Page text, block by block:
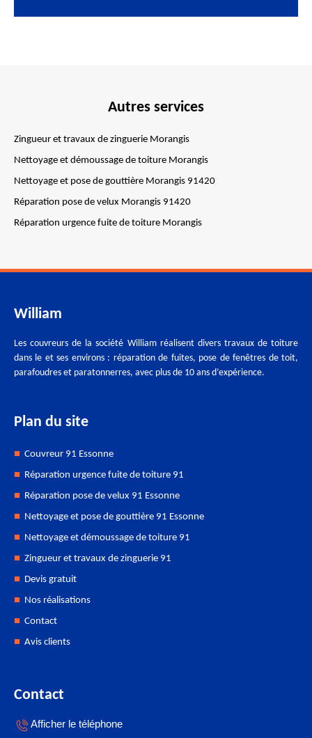
Autres services
Zingueur et travaux de zinguerie Morangis
Nettoyage et démoussage de toiture Morangis
Nettoyage et pose de gouttière Morangis 91420
Réparation pose de velux Morangis 91420
Réparation urgence fuite de toiture Morangis
William
Les couvreurs de la société William réalisent divers travaux de toiture
dans le et ses environs : réparation de fuites, pose de fenêtres de toit,
parafoudres et paratonnerres, avec plus de 10 ans d’expérience.
Plan du site
Couvreur 91 Essonne
Réparation urgence fuite de toiture 91
Réparation pose de velux 91 Essonne
Nettoyage et pose de gouttière 91 Essonne
Nettoyage et démoussage de toiture 91
Zingueur et travaux de zinguerie 91
Devis gratuit
Nos réalisations
Contact
Avis clients
Contact
Afficher le téléphone